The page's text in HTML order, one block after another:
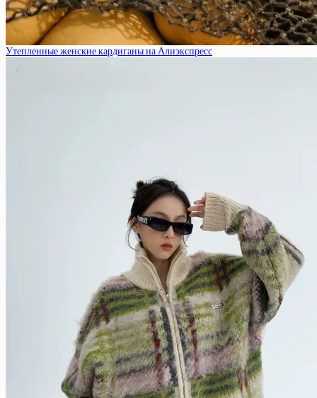
Утепленные женские кардиганы на Алиэкспресс